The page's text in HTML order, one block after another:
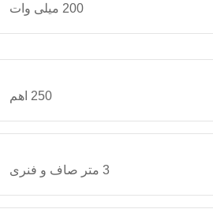
200 میلی وات
250 اهم
3 متر صاف و فنری